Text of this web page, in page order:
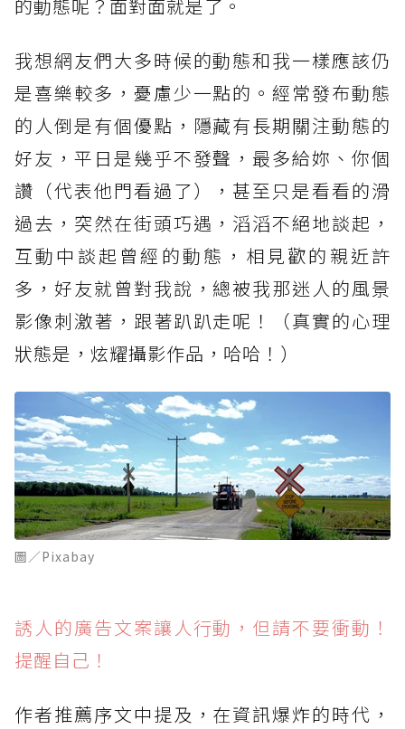
的動態呢？面對面就是了。
我想網友們大多時候的動態和我一樣應該仍
是喜樂較多，憂慮少一點的。經常發布動態
的人倒是有個優點，隱藏有長期關注動態的
好友，平日是幾乎不發聲，最多給妳、你個
讚（代表他門看過了），甚至只是看看的滑
過去，突然在街頭巧遇，滔滔不絕地談起，
互動中談起曾經的動態，相見歡的親近許
多，好友就曾對我說，總被我那迷人的風景
影像刺激著，跟著趴趴走呢！（真實的心理
狀態是，炫耀攝影作品，哈哈！）
圖／Pixabay
誘人的廣告文案讓人行動，但請不要衝動！
提醒自己！
作者推薦序文中提及，在資訊爆炸的時代，